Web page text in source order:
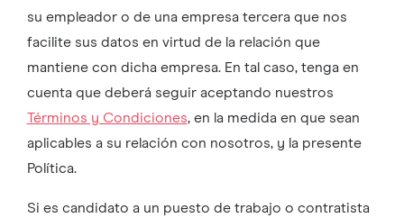
su empleador o de una empresa tercera que nos
facilite sus datos en virtud de la relación que
mantiene con dicha empresa. En tal caso, tenga en
cuenta que deberá seguir aceptando nuestros
Términos y Condiciones, en la medida en que sean
aplicables a su relación con nosotros, y la presente
Política.
Si es candidato a un puesto de trabajo o contratista